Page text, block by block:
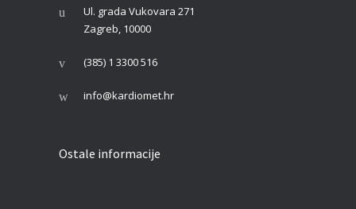
Ul. grada Vukovara 271
Zagreb, 10000
(385) 1 3300 516
info@kardiomet.hr
Ostale informacije